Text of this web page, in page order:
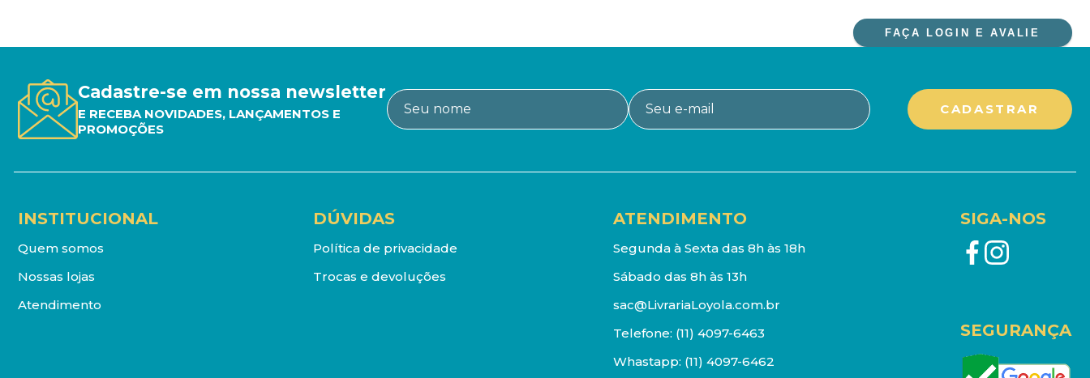
FAÇA LOGIN E AVALIE
Cadastre-se em nossa newsletter
E RECEBA NOVIDADES, LANÇAMENTOS E
PROMOÇÕES
INSTITUCIONAL
Quem somos
Nossas lojas
Atendimento
DÚVIDAS
Política de privacidade
Trocas e devoluções
ATENDIMENTO
Segunda à Sexta das 8h às 18h
Sábado das 8h às 13h
sac@LivrariaLoyola.com.br
Telefone: (11) 4097-6463
Whastapp: (11) 4097-6462
SIGA-NOS
SEGURANÇA